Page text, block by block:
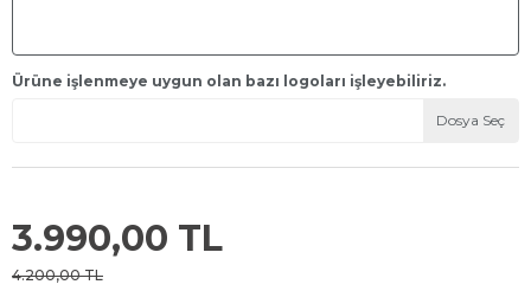
Ürüne işlenmeye uygun olan bazı logoları işleyebiliriz.
Dosya Seç
3.990,00 TL
4.200,00 TL